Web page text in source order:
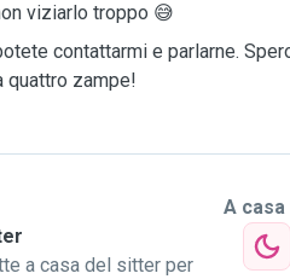
viziarlo troppo 😅
contattarmi e parlarne.
quattro zampe!
a casa del sitter per
A casa